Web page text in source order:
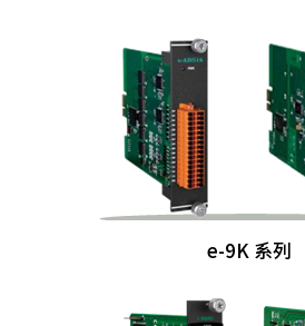
e-9K 系列